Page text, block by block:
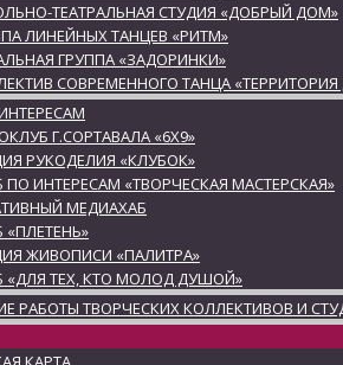
ТЕАТРАЛЬНАЯ СТУДИЯ «ДОБРЫЙ ДОМ»
ЛИНЕЙНЫХ ТАНЦЕВ «РИТМ»
ГРУППА «ЗАДОРИНКИ»
СОВРЕМЕННОГО ТАНЦА
Г.СОРТАВАЛА «6Х9»
РУКОДЕЛИЯ «КЛУБОК»
ПО ИНТЕРЕСАМ «ТВОРЧЕСКАЯ МАСТЕРСКАЯ»
МЕДИАХАБ
«ПЛЕТЕНЬ»
ЖИВОПИСИ «ПАЛИТРА»
«ДЛЯ ТЕХ, КТО МОЛОД ДУШОЙ»
РАБОТЫ ТВОРЧЕСКИХ КОЛЛЕКТИВОВ И